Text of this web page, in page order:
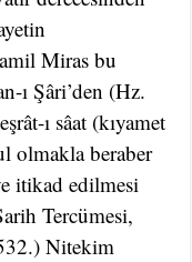
Miras bu
ı Şâri’den (Hz.
ı sâat (kıyamet
olmakla beraber
itikad edilmesi
Tercümesi,
Nitekim